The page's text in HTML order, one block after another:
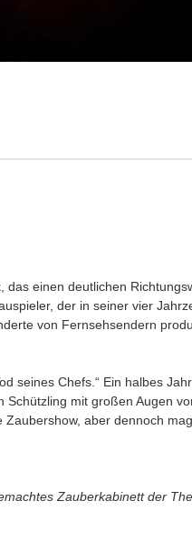
einen deutlichen
der in seiner vier
von Fernsehsendern
seines Chefs.“ Ein halbes
mit großen Augen
aber dennoch
Zauberkabinett der